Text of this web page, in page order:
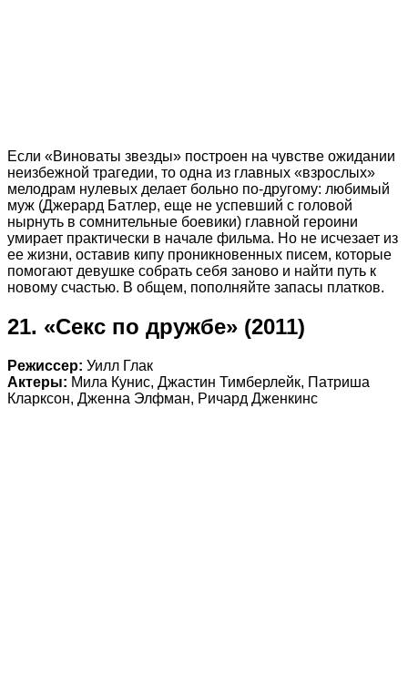
Если «Виноваты звезды» построен на чувстве ожидании
неизбежной трагедии, то одна из главных «взрослых»
мелодрам нулевых делает больно по-другому: любимый
муж (Джерард Батлер, еще не успевший с головой
нырнуть в сомнительные боевики) главной героини
умирает практически в начале фильма. Но не исчезает из
ее жизни, оставив кипу проникновенных писем, которые
помогают девушке собрать себя заново и найти путь к
новому счастью. В общем, пополняйте запасы платков.
21. «Секс по дружбе» (2011)
Режиссер: Уилл Глак
Актеры: Мила Кунис, Джастин Тимберлейк, Патриша
Кларксон, Дженна Элфман, Ричард Дженкинс